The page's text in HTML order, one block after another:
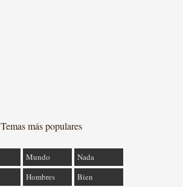
Temas más populares
Mundo
Nada
Hombres Bien